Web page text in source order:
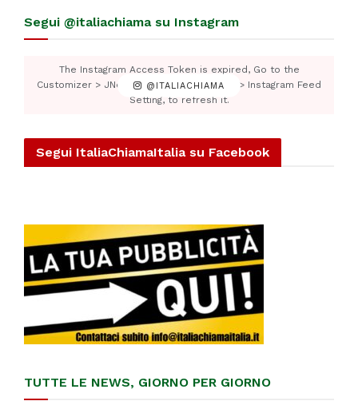
Segui @italiachiama su Instagram
@ITALIACHIAMA
The Instagram Access Token is expired, Go to the
Customizer > JNews : Social, Like & View > Instagram Feed
Setting, to refresh it.
Segui ItaliaChiamaItalia su Facebook
TUTTE LE NEWS, GIORNO PER GIORNO